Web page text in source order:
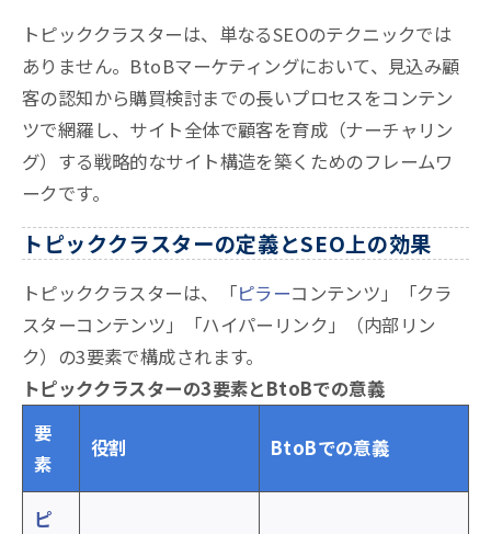
トピッククラスターは、単なるSEOのテクニックでは
ありません。BtoBマーケティングにおいて、見込み顧
客の認知から購買検討までの長いプロセスをコンテン
ツで網羅し、サイト全体で顧客を育成（ナーチャリン
グ）する戦略的なサイト構造を築くためのフレームワ
ークです。
トピッククラスターの定義とSEO上の効果
トピッククラスターは、「ピラーコンテンツ」「クラ
スターコンテンツ」「ハイパーリンク」（内部リン
ク）の3要素で構成されます。
トピッククラスターの3要素とBtoBでの意義
要
素
役割 BtoBでの意義
ピ